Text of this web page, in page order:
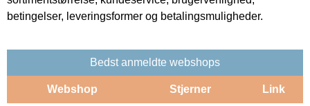
betingelser, leveringsformer og betalingsmuligheder.
Bedst anmeldte webshops
Webshop Stjerner Link